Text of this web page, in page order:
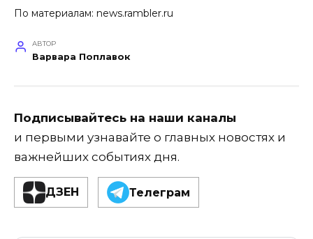
По материалам: news.rambler.ru
АВТОР
Варвара Поплавок
Подписывайтесь на наши каналы
и первыми узнавайте о главных новостях и
важнейших событиях дня.
ДЗЕН Телеграм